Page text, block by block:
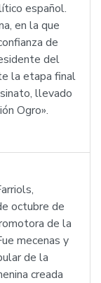
español.
en la que
de
del
la etapa final
llevado
Ogro».
octubre de
de la
mecenas y
de la
creada